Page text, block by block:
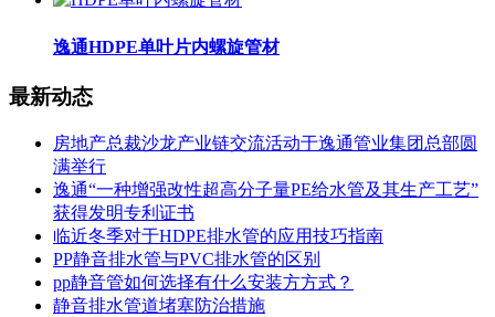
逸通HDPE单叶片内螺旋管材
最新动态
房地产总裁沙龙产业链交流活动于逸通管业集团总部圆
满举行
逸通“一种增强改性超高分子量PE给水管及其生产工艺”
获得发明专利证书
临近冬季对于HDPE排水管的应用技巧指南
PP静音排水管与PVC排水管的区别
pp静音管如何选择有什么安装方方式？
静音排水管道堵塞防治措施